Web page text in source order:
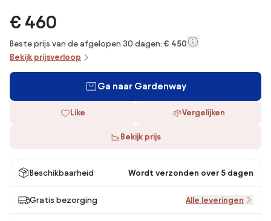
€ 460
Beste prijs van de afgelopen 30 dagen: € 450
Bekijk prijsverloop
Ga naar Gardenway
Like Vergelijken
Bekijk prijs
Beschikbaarheid Wordt verzonden over 5 dagen
Gratis bezorging Alle leveringen